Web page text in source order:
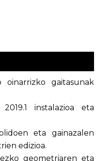
oinarrizko gaitasunak
instalazioa eta
eta gainazalen
edizioa.
geometriaren eta